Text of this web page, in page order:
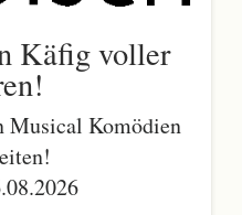
Käfig voller
Musical Komödien